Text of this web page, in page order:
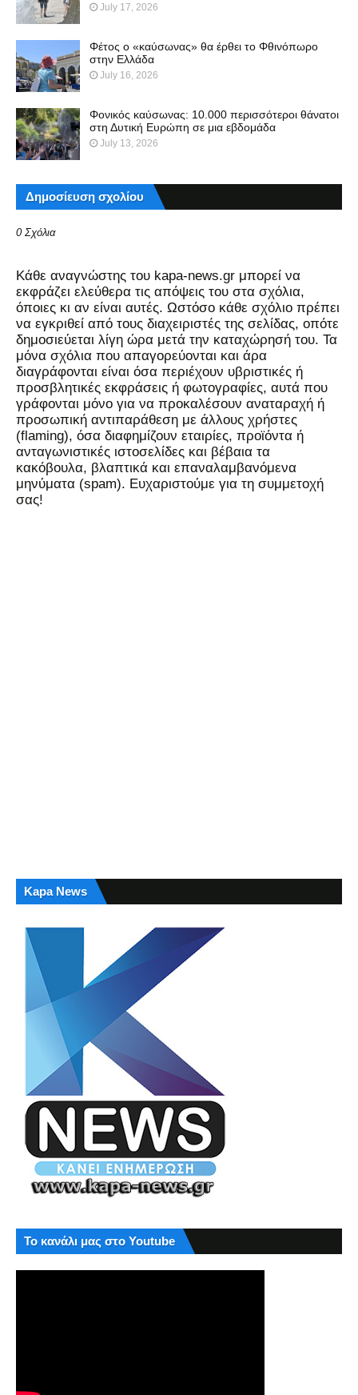
July 17, 2026
Φέτος ο «καύσωνας» θα έρθει το Φθινόπωρο
στην Ελλάδα
July 16, 2026
Φονικός καύσωνας: 10.000 περισσότεροι θάνατοι
στη Δυτική Ευρώπη σε μια εβδομάδα
July 13, 2026
Δημοσίευση σχολίου
0 Σχόλια
Kάθε αναγνώστης του kapa-news.gr μπορεί να
εκφράζει ελεύθερα τις απόψεις του στα σχόλια,
όποιες κι αν είναι αυτές. Ωστόσο κάθε σχόλιο πρέπει
να εγκριθεί από τους διαχειριστές της σελίδας, οπότε
δημοσιεύεται λίγη ώρα μετά την καταχώρησή του. Τα
μόνα σχόλια που απαγορεύονται και άρα
διαγράφονται είναι όσα περιέχουν υβριστικές ή
προσβλητικές εκφράσεις ή φωτογραφίες, αυτά που
γράφονται μόνο για να προκαλέσουν αναταραχή ή
προσωπική αντιπαράθεση με άλλους χρήστες
(flaming), όσα διαφημίζουν εταιρίες, προϊόντα ή
ανταγωνιστικές ιστοσελίδες και βέβαια τα
κακόβουλα, βλαπτικά και επαναλαμβανόμενα
μηνύματα (spam). Ευχαριστούμε για τη συμμετοχή
σας!
Kapa News
Το κανάλι μας στο Youtube